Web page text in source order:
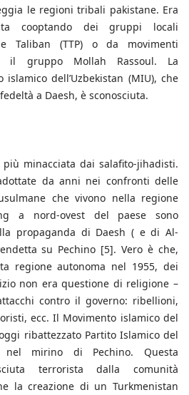
le regioni tribali pakistane. Era
cooptando dei gruppi locali
Taliban (TTP) o da movimenti
il gruppo Mollah Rassoul. La
dell’Uzbekistan (MIU), che
a Daesh, è sconosciuta.
minacciata dai salafito-jihadisti.
da anni nei confronti delle
che vivono nella regione
a nord-ovest del paese sono
propaganda di Daesh ( e di Al-
su Pechino [5]. Vero è che,
regione autonoma nel 1955, dei
non era questione di religione –
contro il governo: ribellioni,
ecc. Il Movimento islamico del
ribattezzato Partito Islamico del
nel mirino di Pechino. Questa
terrorista dalla comunità
la creazione di un Turkmenistan